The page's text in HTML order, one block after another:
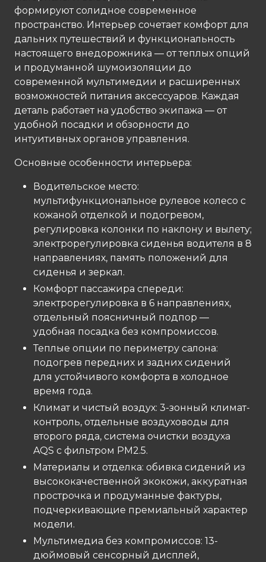
формируют солидное современное
пространство. Интерьер сочетает комфорт для
дальних путешествий и функциональность
настоящего внедорожника — от теплых опций
и продуманной шумоизоляции до
современной мультимедии и расширенных
возможностей питания аксессуаров. Каждая
деталь работает на удобство экипажа — от
удобной посадки и обзорности до
интуитивных органов управления.
Основные особенности интерьера:
Водительское место:
мультифункциональное рулевое колесо с
кожаной отделкой и подогревом,
регулировка колонки по наклону и вылету;
электрорегулировка сиденья водителя в 8
направлениях, память положений для
сиденья и зеркал.
Комфорт пассажира спереди:
электрорегулировка в 6 направлениях,
отдельный поясничный подпор —
удобная посадка без компромиссов.
Теплые опции по периметру салона:
подогрев передних и задних сидений
для устойчивого комфорта в холодное
время года.
Климат и чистый воздух: 3-зонный климат-
контроль, отдельные воздуховоды для
второго ряда, система очистки воздуха
AQS с фильтром PM2.5.
Материалы и отделка: обивка сидений из
высококачественной экокожи, аккуратная
прострочка и продуманные фактуры,
подчеркивающие премиальный характер
модели.
Мультимедиа без компромиссов: 13-
дюймовый сенсорный дисплей,